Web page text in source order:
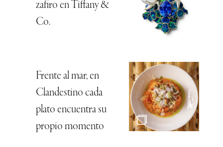
zafiro en Tiffany &
Co.
Frente al mar, en
Clandestino cada
plato encuentra su
propio momento